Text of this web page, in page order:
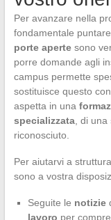
Per avanzare nella
fondamentale
porte apertesono
porre domande agli
campus permette
sostituisce questo
aspetta in una
specializzata, di una
riconosciuto.
Per aiutarvi a
sono a vostra
Seguite le notizie
lavoro per